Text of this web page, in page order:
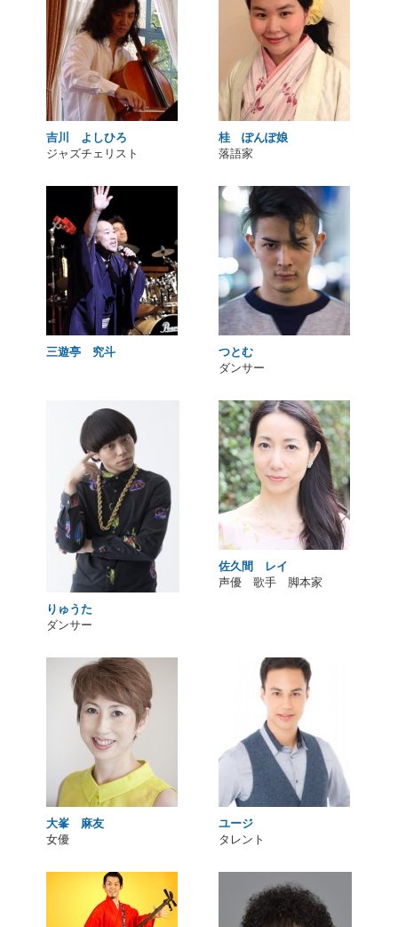
吉川 よしひろ
ジャズチェリスト
桂 ぽんぽ娘
落語家
三遊亭 究斗
つとむ
ダンサー
りゅうた
ダンサー
佐久間 レイ
声優 歌手 脚本家
大峯 麻友
女優
ユージ
タレント